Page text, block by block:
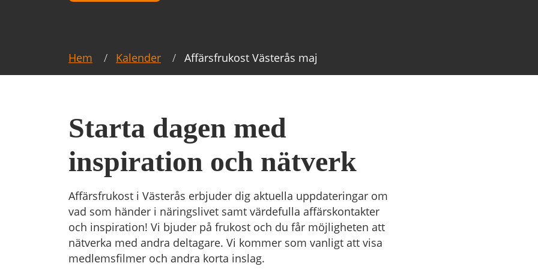
Hem Kalender Affärsfrukost Västerås maj
Starta dagen med
inspiration och nätverk
Affärsfrukost i Västerås erbjuder dig aktuella uppdateringar om
vad som händer i näringslivet samt värdefulla affärskontakter
och inspiration! Vi bjuder på frukost och du får möjligheten att
nätverka med andra deltagare. Vi kommer som vanligt att visa
medlemsfilmer och andra korta inslag.